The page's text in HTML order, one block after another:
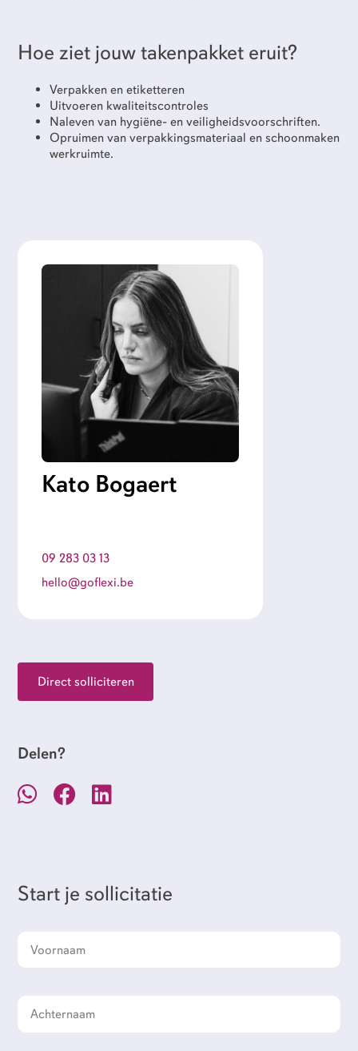
Hoe ziet jouw takenpakket eruit?
Verpakken en etiketteren
Uitvoeren kwaliteitscontroles
Naleven van hygiëne- en veiligheidsvoorschriften.
Opruimen van verpakkingsmateriaal en schoonmaken
werkruimte.
Kato Bogaert
09 283 03 13
hello@goflexi.be
Direct solliciteren
Delen?
Start je sollicitatie